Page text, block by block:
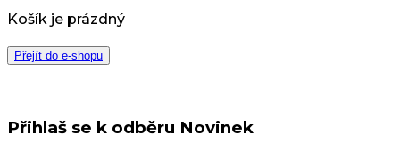
Košík je prázdný
Přejít do e-shopu
Přihlaš se k odběru Novinek